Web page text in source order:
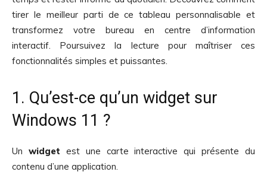
tirer le meilleur parti de ce tableau personnalisable et
transformez votre bureau en centre d’information
interactif. Poursuivez la lecture pour maîtriser ces
fonctionnalités simples et puissantes.
1. Qu’est-ce qu’un widget sur
Windows 11 ?
Un widget est une carte interactive qui présente du
contenu d’une application.